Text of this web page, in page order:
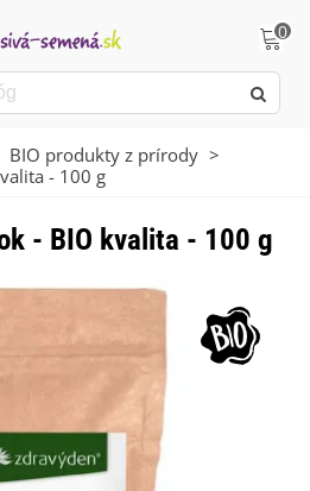
0
BIO produkty z prírody >
- 100 g
- BIO kvalita - 100 g